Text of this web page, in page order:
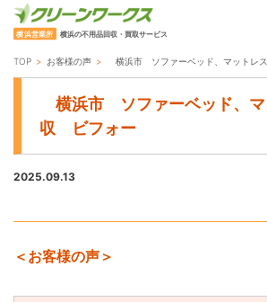
横浜営業所 横浜の不用品回収・買取サービス
TOP
TOP お客様の声 横浜市 ソファーベッド、マットレ
横浜市 ソファーベッド、マ
収 ビフォー
2025.09.13
＜お客様の声＞